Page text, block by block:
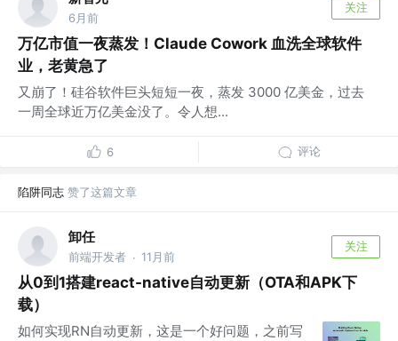
6月前
关注
万亿市值一夜蒸发！Claude Cowork 血洗全球软件
业，老黄急了
又崩了！硅谷软件巨头短短一夜，蒸发 3000 亿美金，过去
一周全球近万亿美金没了。令人想...
6 评论
陷阱同志 赞了这篇文章
卸任
前端开发者 · 11月前
关注
从0到1搭建react-native自动更新（OTA和APK下
载）
如何实现RN自动更新，这是一个好问题，之前写